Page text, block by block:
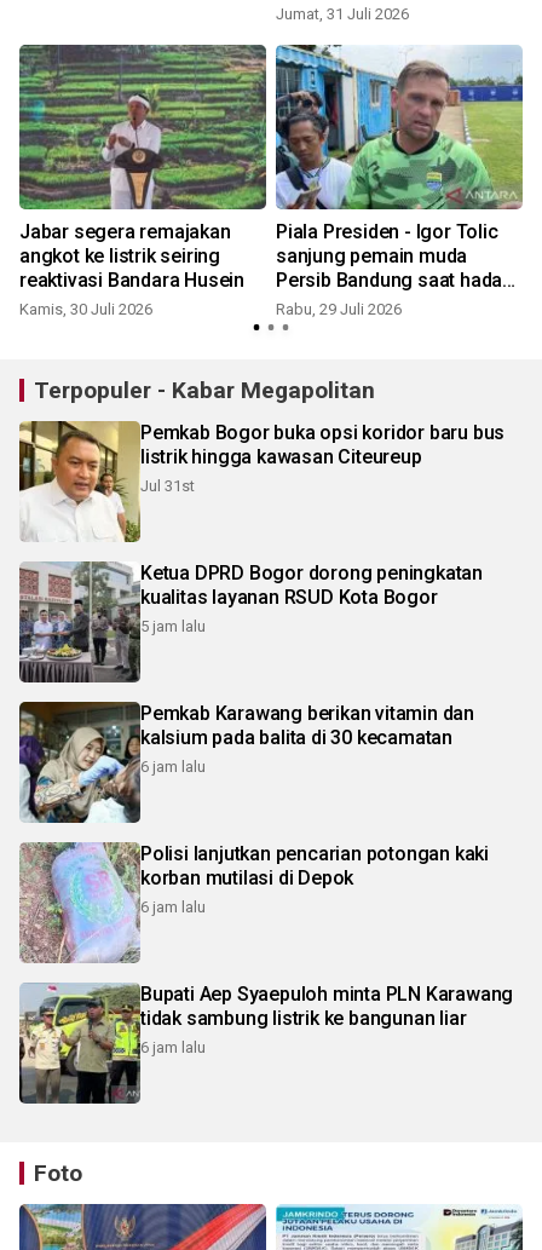
Jumat, 31 Juli 2026
Jabar segera remajakan
angkot ke listrik seiring
reaktivasi Bandara Husein
Kamis, 30 Juli 2026
Piala Presiden - Igor Tolic
sanjung pemain muda
Persib Bandung saat hadapi
DPMM FC
Rabu, 29 Juli 2026
Terpopuler - Kabar Megapolitan
Pemkab Bogor buka opsi koridor baru bus
listrik hingga kawasan Citeureup
Jul 31st
Ketua DPRD Bogor dorong peningkatan
kualitas layanan RSUD Kota Bogor
5 jam lalu
Pemkab Karawang berikan vitamin dan
kalsium pada balita di 30 kecamatan
6 jam lalu
Polisi lanjutkan pencarian potongan kaki
korban mutilasi di Depok
6 jam lalu
Bupati Aep Syaepuloh minta PLN Karawang
tidak sambung listrik ke bangunan liar
6 jam lalu
Foto